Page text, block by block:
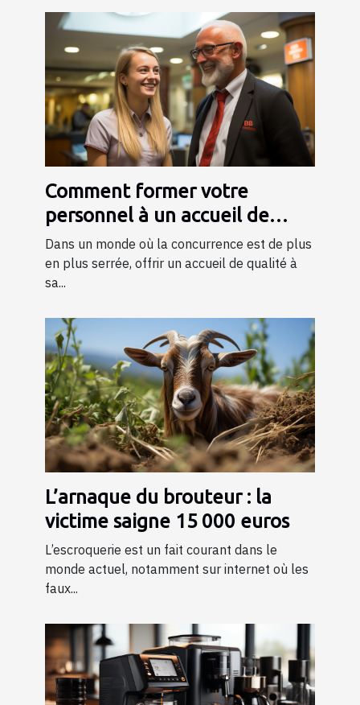
Comment former votre
personnel à un accueil de
qualité ?
Dans un monde où la concurrence est de plus
en plus serrée, offrir un accueil de qualité à
sa...
L’arnaque du brouteur : la
victime saigne 15 000 euros
L’escroquerie est un fait courant dans le
monde actuel, notamment sur internet où les
faux...